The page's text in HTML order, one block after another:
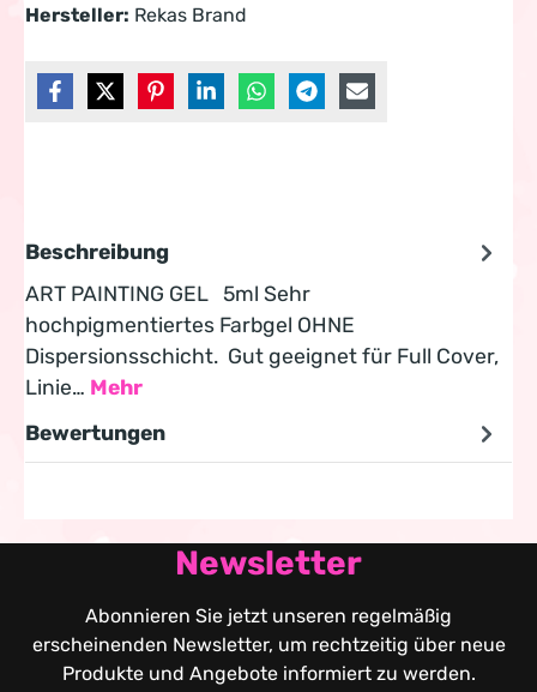
Hersteller: Rekas Brand
Beschreibung
ART PAINTING GEL 5ml Sehr
hochpigmentiertes Farbgel OHNE
Dispersionsschicht. Gut geeignet für Full Cover,
Linie… Mehr
Bewertungen
Newsletter
Abonnieren Sie jetzt unseren regelmäßig
erscheinenden Newsletter, um rechtzeitig über neue
Produkte und Angebote informiert zu werden.